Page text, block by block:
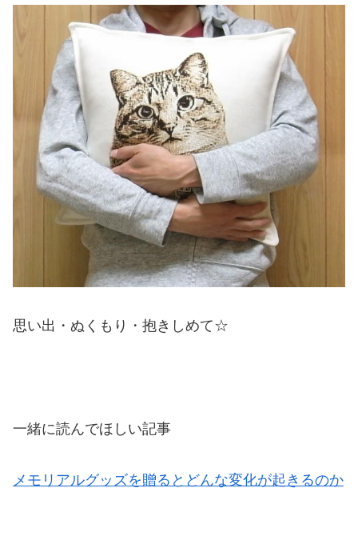
思い出・ぬくもり・抱きしめて☆
一緒に読んでほしい記事
メモリアルグッズを贈るとどんな変化が起きるのか